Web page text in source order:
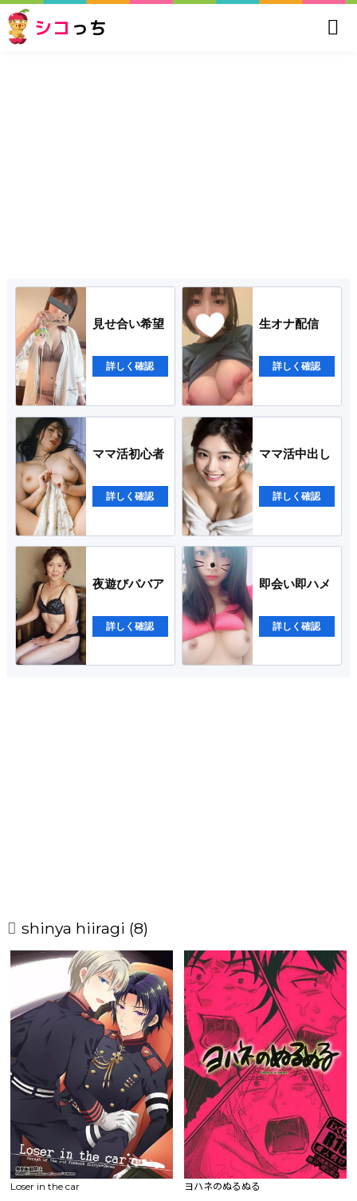
シコ っち
見せ合い希望
詳しく確認
生オナ配信
詳しく確認
ママ活初心者
詳しく確認
ママ活中出し
詳しく確認
夜遊びババア
詳しく確認
即会い即ハメ
詳しく確認
shinya hiiragi (8)
Loser in the car ヨハネのぬるぬる